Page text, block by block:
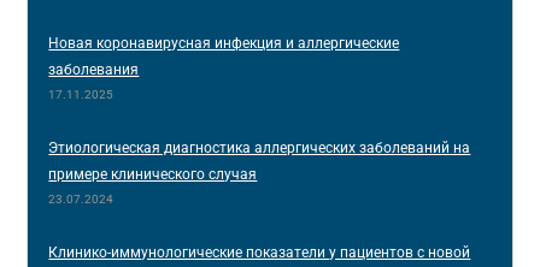
Новая коронавирусная инфекция и аллергические
заболевания
17.11.2025
Этиологическая диагностика аллергических заболеваний на
примере клинического случая
23.07.2024
Клинико-иммунологические показатели у пациентов с новой